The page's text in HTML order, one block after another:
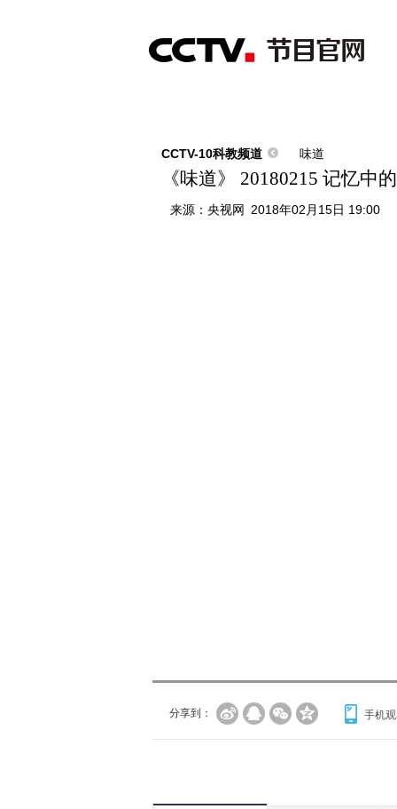
综合 新闻 财经 综艺 中文国际
CCTV-10科教频道 味道
《味道》 20180215 记忆
来源： 央视网 2018年02月15日 19:00
分享到： 手机